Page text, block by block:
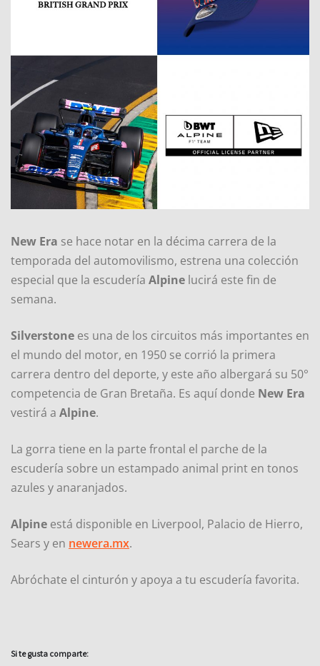
New Era se hace notar en la décima carrera de la
temporada del automovilismo, estrena una colección
especial que la escudería Alpine lucirá este fin de
semana.
Silverstone es una de los circuitos más importantes en
el mundo del motor, en 1950 se corrió la primera
carrera dentro del deporte, y este año albergará su 50°
competencia de Gran Bretaña. Es aquí donde New Era
vestirá a Alpine.
La gorra tiene en la parte frontal el parche de la
escudería sobre un estampado animal print en tonos
azules y anaranjados.
Alpine está disponible en Liverpool, Palacio de Hierro,
Sears y en newera.mx.
Abróchate el cinturón y apoya a tu escudería favorita.
Si te gusta comparte: